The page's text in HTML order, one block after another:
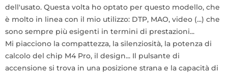
dell'usato. Questa volta ho optato per questo modello, che
è molto in linea con il mio utilizzo: DTP, MAO, video (...) che
sono sempre più esigenti in termini di prestazioni...
Mi piacciono la compattezza, la silenziosità, la potenza di
calcolo del chip M4 Pro, il design... Il pulsante di
accensione si trova in una posizione strana e la capacità di